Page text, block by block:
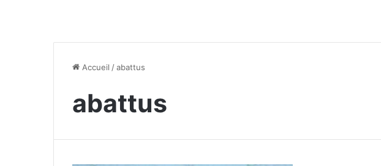
Accueil /abattus
abattus